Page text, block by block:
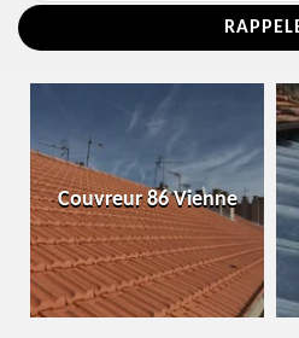
Couvreur 86 Vienne